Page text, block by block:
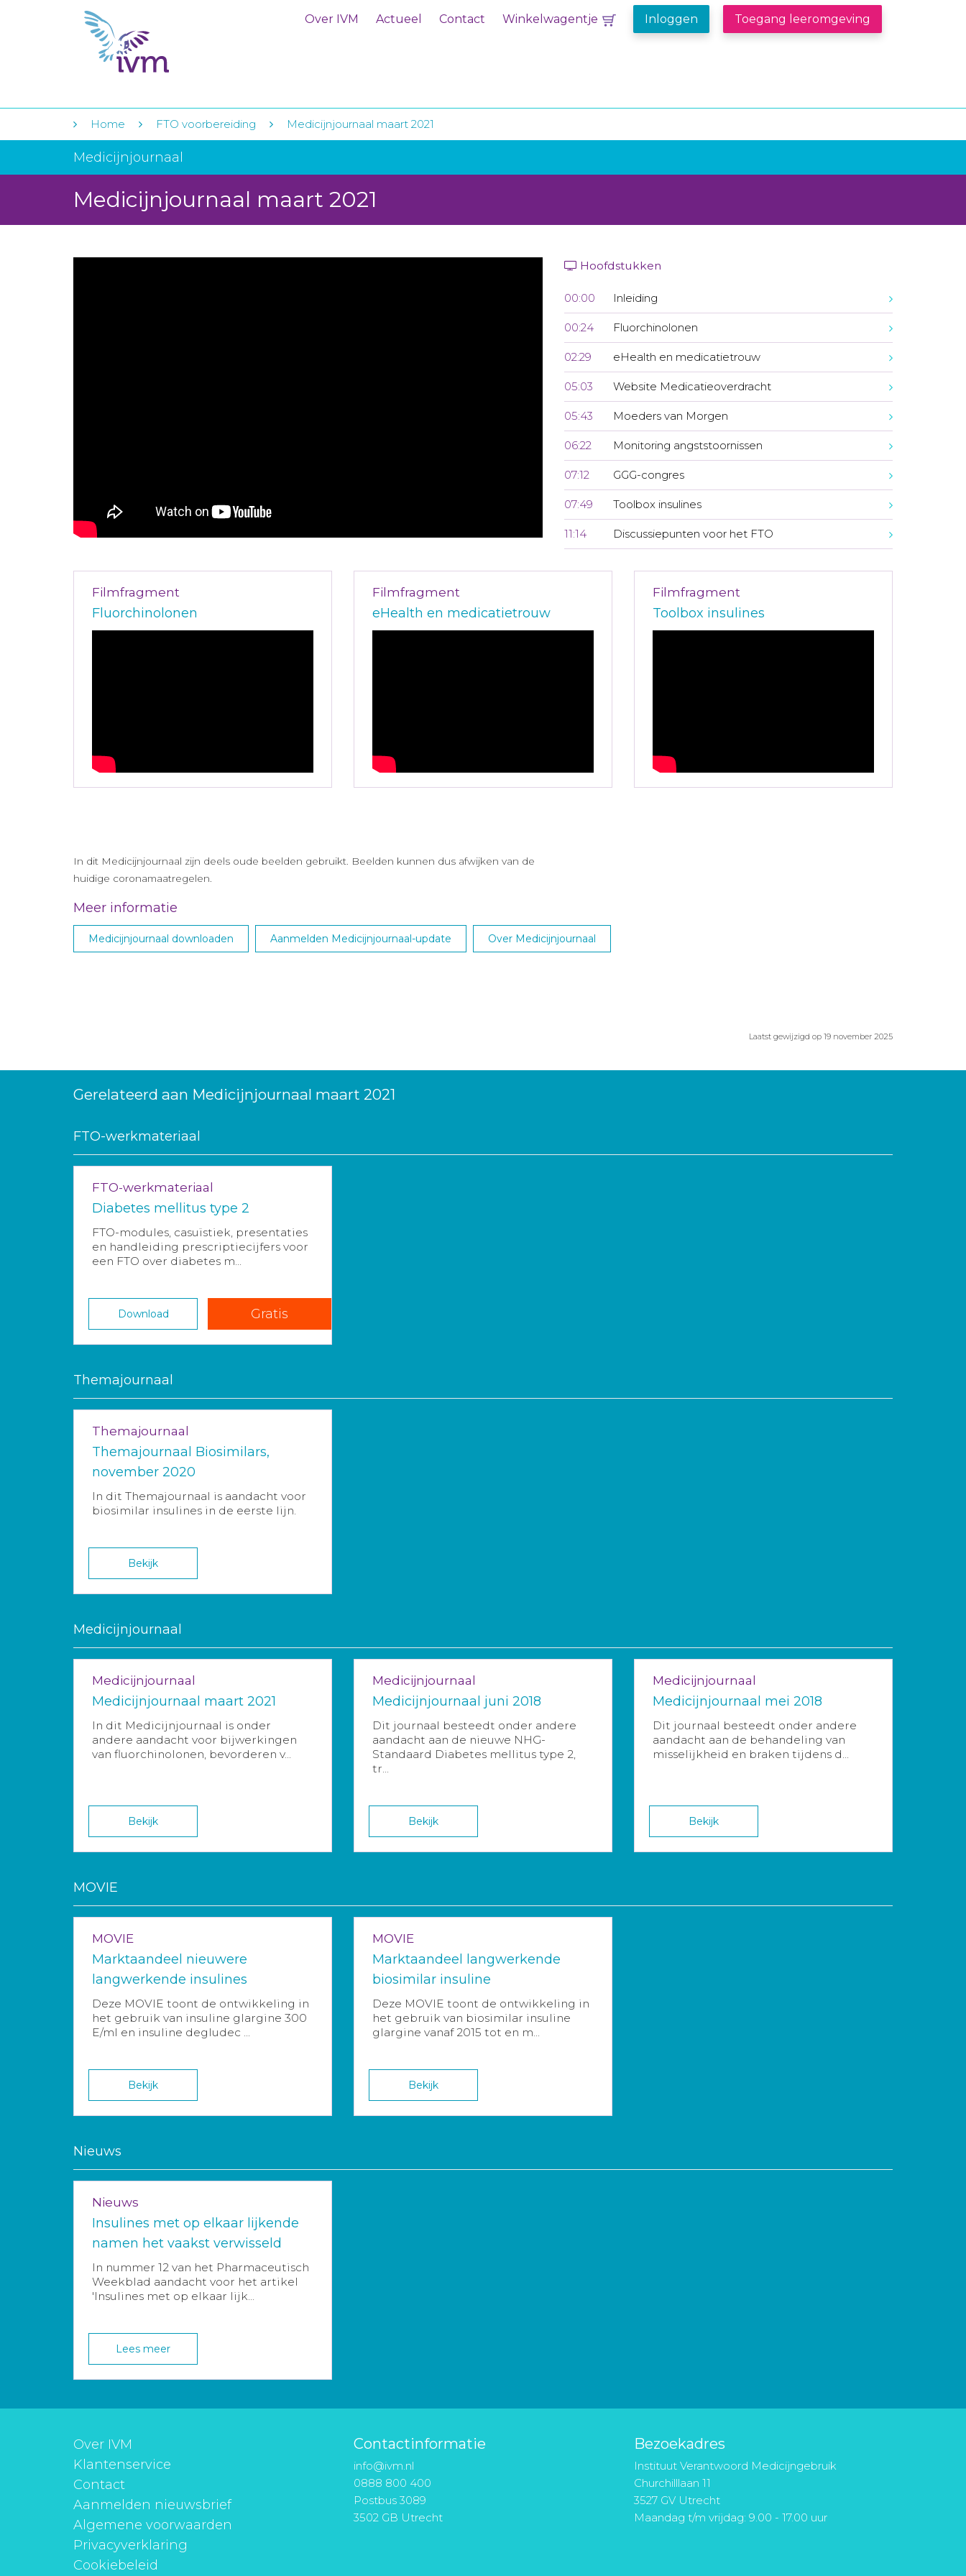
Over IVM Actueel Contact Winkelwagentje Inloggen Toegang leeromgeving
Home FTO voorbereiding Medicijnjournaal maart 2021
Medicijnjournaal
Medicijnjournaal maart 2021
Hoofdstukken
00:00 Inleiding
00:24 Fluorchinolonen
02:29 eHealth en medicatietrouw
05:03 Website Medicatieoverdracht
05:43 Moeders van Morgen
06:22 Monitoring angststoornissen
07:12 GGG-congres
07:49 Toolbox insulines
11:14 Discussiepunten voor het FTO
Filmfragment
Fluorchinolonen
Filmfragment
eHealth en medicatietrouw
Filmfragment
Toolbox insulines
In dit Medicijnjournaal zijn deels oude beelden gebruikt. Beelden kunnen dus afwijken van de
huidige coronamaatregelen.
Meer informatie
Medicijnjournaal downloaden Aanmelden Medicijnjournaal-update Over Medicijnjournaal
Laatst gewijzigd op 19 november 2025
Gerelateerd aan Medicijnjournaal maart 2021
FTO-werkmateriaal
FTO-werkmateriaal
Diabetes mellitus type 2
FTO-modules, casuïstiek, presentaties
en handleiding prescriptiecijfers voor
een FTO over diabetes m...
Download Gratis
Themajournaal
Themajournaal
Themajournaal Biosimilars,
november 2020
In dit Themajournaal is aandacht voor
biosimilar insulines in de eerste lijn.
Bekijk
Medicijnjournaal
Medicijnjournaal
Medicijnjournaal maart 2021
In dit Medicijnjournaal is onder
andere aandacht voor bijwerkingen
van fluorchinolonen, bevorderen v...
Bekijk
Medicijnjournaal
Medicijnjournaal juni 2018
Dit journaal besteedt onder andere
aandacht aan de nieuwe NHG-
Standaard Diabetes mellitus type 2,
tr...
Bekijk
Medicijnjournaal
Medicijnjournaal mei 2018
Dit journaal besteedt onder andere
aandacht aan de behandeling van
misselijkheid en braken tijdens d...
Bekijk
MOVIE
MOVIE
Marktaandeel nieuwere
langwerkende insulines
Deze MOVIE toont de ontwikkeling in
het gebruik van insuline glargine 300
E/ml en insuline degludec ...
Bekijk
MOVIE
Marktaandeel langwerkende
biosimilar insuline
Deze MOVIE toont de ontwikkeling in
het gebruik van biosimilar insuline
glargine vanaf 2015 tot en m...
Bekijk
Nieuws
Nieuws
Insulines met op elkaar lijkende
namen het vaakst verwisseld
In nummer 12 van het Pharmaceutisch
Weekblad aandacht voor het artikel
'Insulines met op elkaar lijk...
Lees meer
Over IVM
Klantenservice
Contact
Aanmelden nieuwsbrief
Algemene voorwaarden
Privacyverklaring
Cookiebeleid
Contactinformatie
info@ivm.nl
0888 800 400
Postbus 3089
3502 GB Utrecht
Bezoekadres
Instituut Verantwoord Medicijngebruik
Churchilllaan 11
3527 GV Utrecht
Maandag t/m vrijdag: 9.00 - 17.00 uur